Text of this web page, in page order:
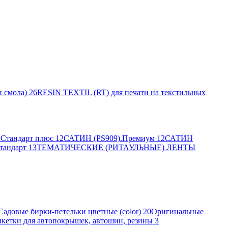
смола) 26RESIN TEXTIL (RT) для печати на текстильных
плюс 12САТИН (PS909).Премиум 12САТИН
13ТЕМАТИЧЕСКИЕ (РИТАУЛЬНЫЕ) ЛЕНТЫ
бирки-петельки цветные (color) 20Оригинальные
для автопокрышек, автошин, резины 3